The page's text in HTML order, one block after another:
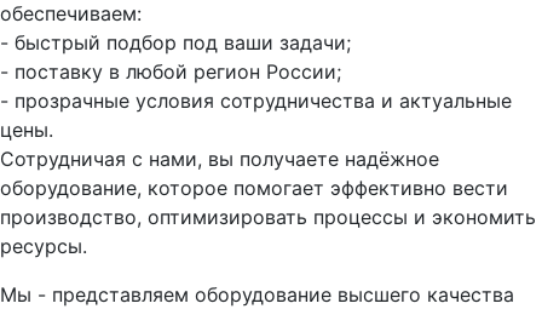
обеспечиваем:
- быстрый подбор под ваши задачи;
- поставку в любой регион России;
- прозрачные условия сотрудничества и актуальные
цены.
Сотрудничая с нами, вы получаете надёжное
оборудование, которое помогает эффективно вести
производство, оптимизировать процессы и экономить
ресурсы.
Мы - представляем оборудование высшего качества